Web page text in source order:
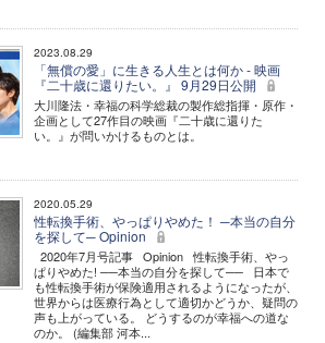
2023.08.29
「無償の愛」に生きる人生とは何か - 映画
『二十歳に還りたい。』 9月29日公開
大川隆法・幸福の科学総裁の製作総指揮・原作・
企画として27作目の映画『二十歳に還りた
い。』が問いかけるものとは。
2020.05.29
性転換手術、やっぱりやめた！ ─本当の自分
を探して─ Opinion
2020年7月号記事 Opinion 性転換手術、やっ
ぱりやめた! ──本当の自分を探して── 日本で
も性転換手術が保険適用されるようになったが、
世界からは医療行為として適切かどうか、疑問の
声も上がっている。 どうするのが幸福への道な
のか。 (編集部 河本...